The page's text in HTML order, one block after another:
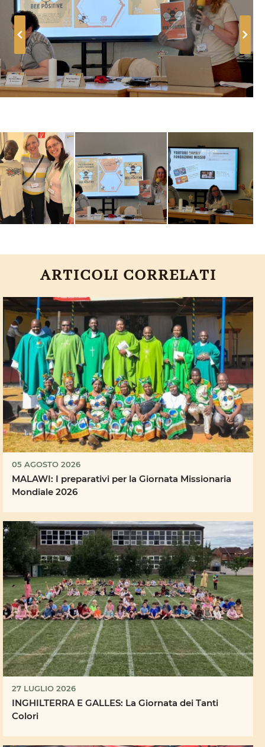
ARTICOLI CORRELATI
05 AGOSTO 2026
MALAWI: I preparativi per la Giornata Missionaria
Mondiale 2026
27 LUGLIO 2026
INGHILTERRA E GALLES: La Giornata dei Tanti
Colori